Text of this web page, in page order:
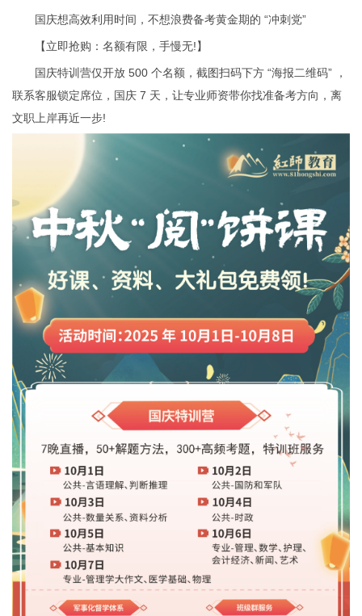
国庆想高效利用时间，不想浪费备考黄金期的 “冲刺党”
【立即抢购：名额有限，手慢无!】
国庆特训营仅开放 500 个名额，截图扫码下方 “海报二维码” ，
联系客服锁定席位，国庆 7 天，让专业师资带你找准备考方向，离
文职上岸再近一步!